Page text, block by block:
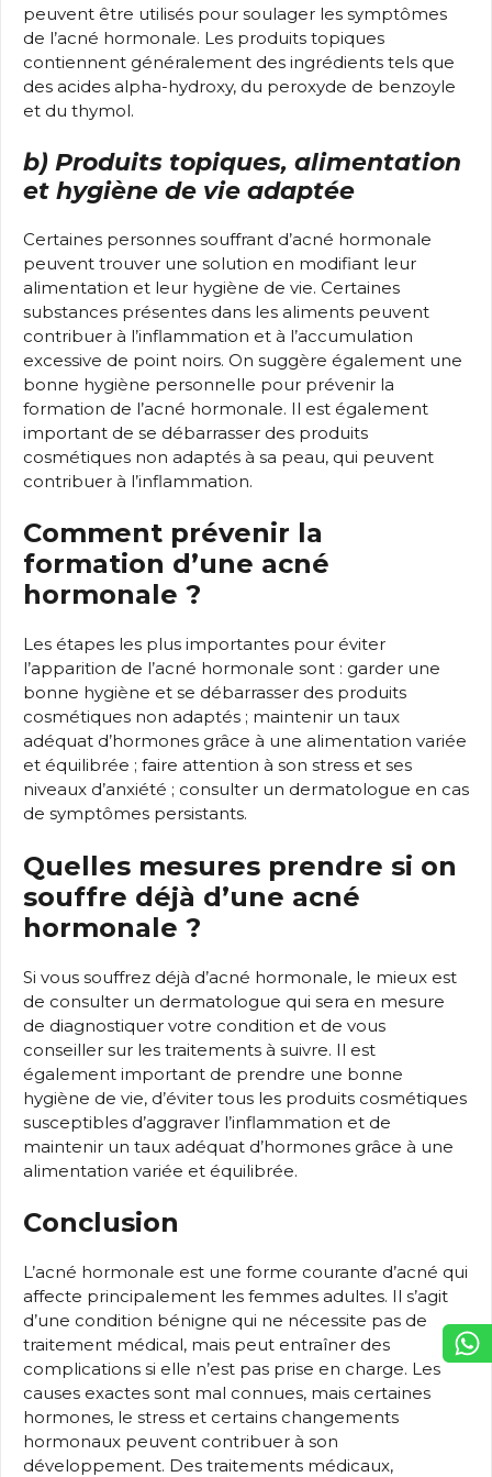
peuvent être utilisés pour soulager les symptômes
de l’acné hormonale. Les produits topiques
contiennent généralement des ingrédients tels que
des acides alpha-hydroxy, du peroxyde de benzoyle
et du thymol.
b) Produits topiques, alimentation
et hygiène de vie adaptée
Certaines personnes souffrant d’acné hormonale
peuvent trouver une solution en modifiant leur
alimentation et leur hygiène de vie. Certaines
substances présentes dans les aliments peuvent
contribuer à l’inflammation et à l’accumulation
excessive de point noirs. On suggère également une
bonne hygiène personnelle pour prévenir la
formation de l’acné hormonale. Il est également
important de se débarrasser des produits
cosmétiques non adaptés à sa peau, qui peuvent
contribuer à l’inflammation.
Comment prévenir la
formation d’une acné
hormonale ?
Les étapes les plus importantes pour éviter
l’apparition de l’acné hormonale sont : garder une
bonne hygiène et se débarrasser des produits
cosmétiques non adaptés ; maintenir un taux
adéquat d’hormones grâce à une alimentation variée
et équilibrée ; faire attention à son stress et ses
niveaux d’anxiété ; consulter un dermatologue en cas
de symptômes persistants.
Quelles mesures prendre si on
souffre déjà d’une acné
hormonale ?
Si vous souffrez déjà d’acné hormonale, le mieux est
de consulter un dermatologue qui sera en mesure
de diagnostiquer votre condition et de vous
conseiller sur les traitements à suivre. Il est
également important de prendre une bonne
hygiène de vie, d’éviter tous les produits cosmétiques
susceptibles d’aggraver l’inflammation et de
maintenir un taux adéquat d’hormones grâce à une
alimentation variée et équilibrée.
Conclusion
L’acné hormonale est une forme courante d’acné qui
affecte principalement les femmes adultes. Il s’agit
d’une condition bénigne qui ne nécessite pas de
traitement médical, mais peut entraîner des
complications si elle n’est pas prise en charge. Les
causes exactes sont mal connues, mais certaines
hormones, le stress et certains changements
hormonaux peuvent contribuer à son
développement. Des traitements médicaux,